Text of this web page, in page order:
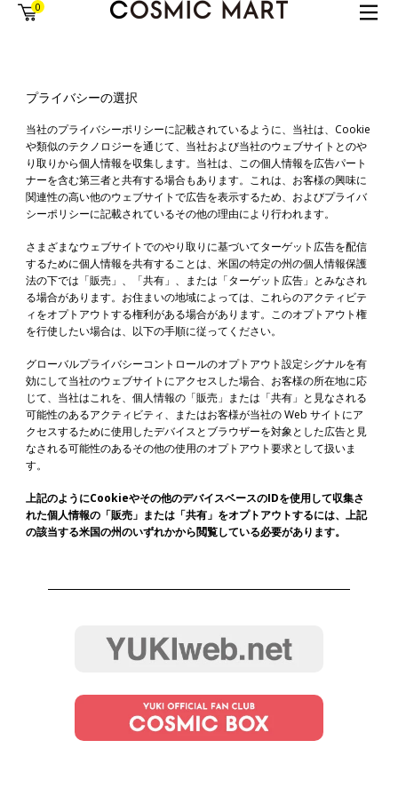
0
プライバシーの選択
当社のプライバシーポリシーに記載されているように、当社は、Cookie
や類似のテクノロジーを通じて、当社および当社のウェブサイトとのや
り取りから個人情報を収集します。当社は、この個人情報を広告パート
ナーを含む第三者と共有する場合もあります。これは、お客様の興味に
関連性の高い他のウェブサイトで広告を表示するため、およびプライバ
シーポリシーに記載されているその他の理由により行われます。
さまざまなウェブサイトでのやり取りに基づいてターゲット広告を配信
するために個人情報を共有することは、米国の特定の州の個人情報保護
法の下では「販売」、「共有」、または「ターゲット広告」とみなされ
る場合があります。お住まいの地域によっては、これらのアクティビテ
ィをオプトアウトする権利がある場合があります。このオプトアウト権
を行使したい場合は、以下の手順に従ってください。
グローバルプライバシーコントロールのオプトアウト設定シグナルを有
効にして当社のウェブサイトにアクセスした場合、お客様の所在地に応
じて、当社はこれを、個人情報の「販売」または「共有」と見なされる
可能性のあるアクティビティ、またはお客様が当社の Web サイトにア
クセスするために使用したデバイスとブラウザーを対象とした広告と見
なされる可能性のあるその他の使用のオプトアウト要求として扱いま
す。
上記のようにCookieやその他のデバイスベースのIDを使用して収集さ
れた個人情報の「販売」または「共有」をオプトアウトするには、上記
の該当する米国の州のいずれかから閲覧している必要があります。